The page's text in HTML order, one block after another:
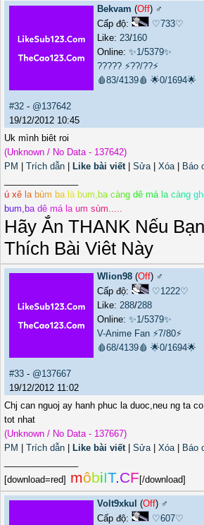
Bekvam (Off) ♂️
Cấp độ:
♡733♡
Like: 23/160
Online: ✨1/5379✨
????? ⚡??/??⚡
🩸83/4139🩸 🌟0/1694🌟
#32 - @137642
19/12/2012 10:45
Uk mình biêt roi
(Unknown / No Data - 137642)
PM
Trích dẫn Like bài viết| Sửa| Xóa| Báo
ú xê a bùm ba à bum, ba càng dê má a càng gh
bum, ba dê má a um sùm.....
Hãy Ắn THANK Nếu
Thích Bài Viêt Này
Wlion98 (Off) ♂️
Cấp độ:
♡1222♡
Like: 288/288
Online: ✨1/5379✨
V-Anime Fan ⚡7/80⚡
🩸68/4139🩸 🌟0/1694🌟
#33 - @137667
19/12/2012 11:02
Chj can nguoj ay hanh phuc la duoc,neu ng ta
tot nhat
(Unknown / No Data - 137667)
PM
Trích dẫn Like bài viết| Sửa| Xóa| Báo
[download=red] môbiIT.CF [/download]
Volt9xkul (Off) ♂️
Cấp độ:
♡607♡